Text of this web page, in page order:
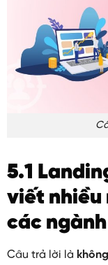
5.1
viết nhiều
các
Câu trả lời là